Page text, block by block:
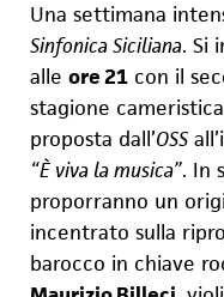
Una settimana
Sinfonica Siciliana. Si
alle ore 21 con il
stagione cameristica
proposta dall’OSS
“È viva la musica”. In
proporranno un
incentrato sulla
barocco in chiave